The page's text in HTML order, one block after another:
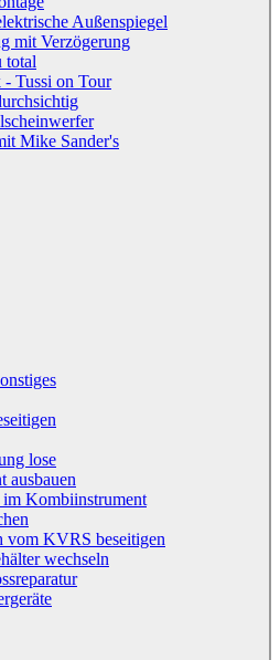
Außenspiegel
mit Verzögerung
total
- Tussi on Tour
Mike Sander's
lose
ausbauen
Kombiinstrument
vom KVRS beseitigen
wechseln